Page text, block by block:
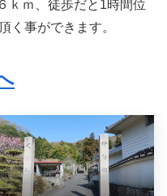
ｋｍ、徒歩だと1時間位
く事ができます。